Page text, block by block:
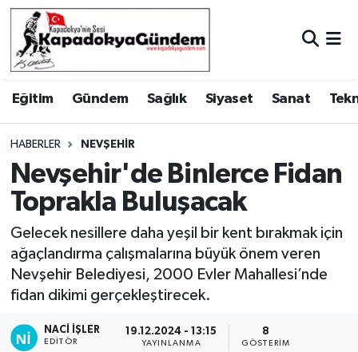
Eğitim Gündem Sağlık Siyaset Sanat
HABERLER NEVŞEHIR
Nevşehir'de Binlerce Fidan
Toprakla Buluşacak
Gelecek nesillere daha yeşil bir kent bırakmak için
ağaçlandırma çalışmalarına büyük önem veren
Nevşehir Belediyesi, 2000 Evler Mahallesi’nde
fidan dikimi gerçekleştirecek.
NACI İŞLER
EDITÖR
19.12.2024 - 13:15
YAYINLANMA
8
GÖSTERIM
Hava Durumu
Trafik Durumu
Süper Lig Puan Durumu ve Fikstür
Tüm Manşetler
Haber Arşivi